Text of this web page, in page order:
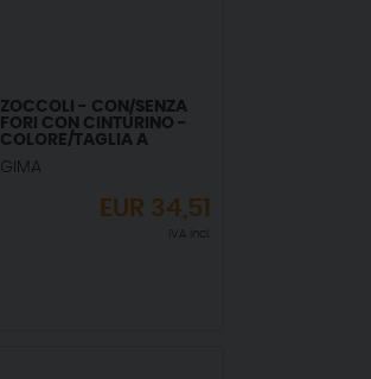
ZOCCOLI - CON/SENZA
FORI CON CINTURINO -
COLORE/TAGLIA A
RICHIESTA - 1 PAIO
GIMA
EUR 34,51
IVA incl.